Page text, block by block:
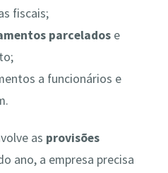
fiscais;
parcelados e
a funcionários e
as provisões
ano, a empresa precisa